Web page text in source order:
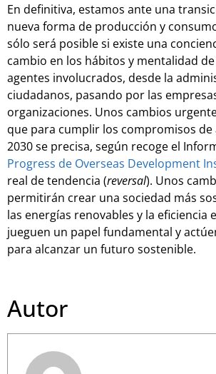
En definitiva, estamos ante una
nueva forma de producción y
sólo será posible si existe una
cambio en los hábitos y mentalidad
agentes involucrados, desde la
ciudadanos, pasando por las
organizaciones. Unos cambios
que para cumplir los compromisos de
2030 se precisa, según recoge el
Progress de Overseas Development
real de tendencia (reversal). Unos
permitirán crear una sociedad más
las energías renovables y la eficiencia
jueguen un papel fundamental y
para alcanzar un futuro sostenible.
Autor